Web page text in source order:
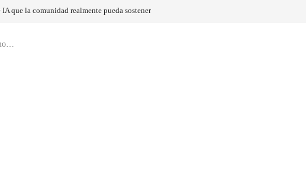
sostenerLas tarjetas gráficas RDNA 5 ya están en fase avanzada de desarrollo